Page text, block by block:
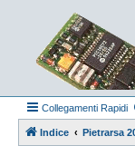
Collegamenti Rapidi
Indice
Pietrarsa